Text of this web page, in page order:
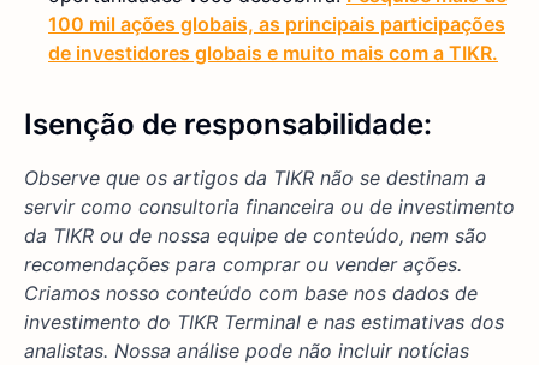
100 mil ações globais, as principais participações
de investidores globais e muito mais com a TIKR.
Isenção de responsabilidade:
Observe que os artigos da TIKR não se destinam a
servir como consultoria financeira ou de investimento
da TIKR ou de nossa equipe de conteúdo, nem são
recomendações para comprar ou vender ações.
Criamos nosso conteúdo com base nos dados de
investimento do TIKR Terminal e nas estimativas dos
analistas. Nossa análise pode não incluir notícias